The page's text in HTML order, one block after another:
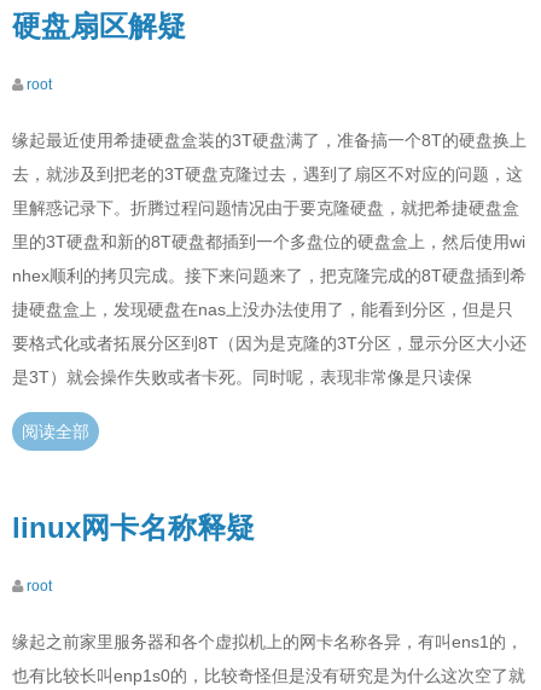
硬盘扇区解疑
root
缘起最近使用希捷硬盘盒装的3T硬盘满了，准备搞一个8T的硬盘换上
去，就涉及到把老的3T硬盘克隆过去，遇到了扇区不对应的问题，这
里解惑记录下。折腾过程问题情况由于要克隆硬盘，就把希捷硬盘盒
里的3T硬盘和新的8T硬盘都插到一个多盘位的硬盘盒上，然后使用wi
nhex顺利的拷贝完成。接下来问题来了，把克隆完成的8T硬盘插到希
捷硬盘盒上，发现硬盘在nas上没办法使用了，能看到分区，但是只
要格式化或者拓展分区到8T（因为是克隆的3T分区，显示分区大小还
是3T）就会操作失败或者卡死。同时呢，表现非常像是只读保
阅读全部
linux网卡名称释疑
root
缘起之前家里服务器和各个虚拟机上的网卡名称各异，有叫ens1的，
也有比较长叫enp1s0的，比较奇怪但是没有研究是为什么这次空了就